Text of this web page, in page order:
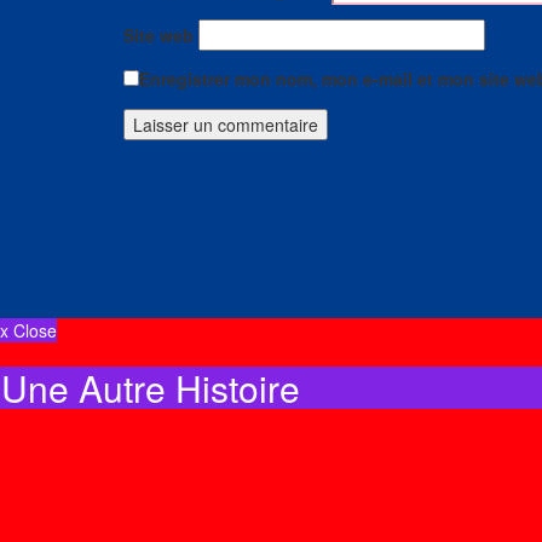
Site web
Enregistrer mon nom, mon e-mail et mon site
x Close
Une Autre Histoire